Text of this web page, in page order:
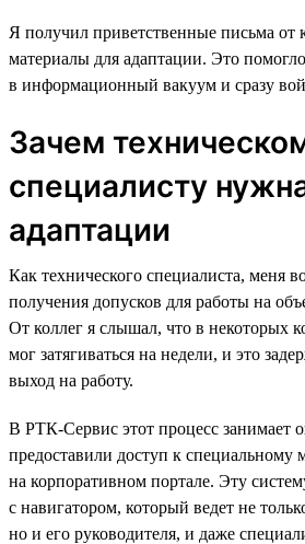
Я получил приветственные письма от
материалы для адаптации. Это
в информационный вакуум и сразу
Зачем
специалисту
адаптации
Как технического специалиста, меня
получения допусков для работы на
От коллег я слышал, что в некоторых
мог затягиваться на недели, и это
выход на работу.
В РТК-Сервис этот процесс занимает
предоставили доступ к специальному
на корпоративном портале. Эту
с навигатором, который ведет не
но и его руководителя, и даже